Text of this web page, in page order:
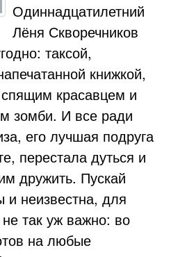
Одиннадцатилетний
Лёня Скворечников
таксой,
книжкой,
красавцем и
зомби. И все ради
его лучшая подруга
перестала дуться и
дружить. Пускай
и неизвестна, для
так уж важно: во
на любые